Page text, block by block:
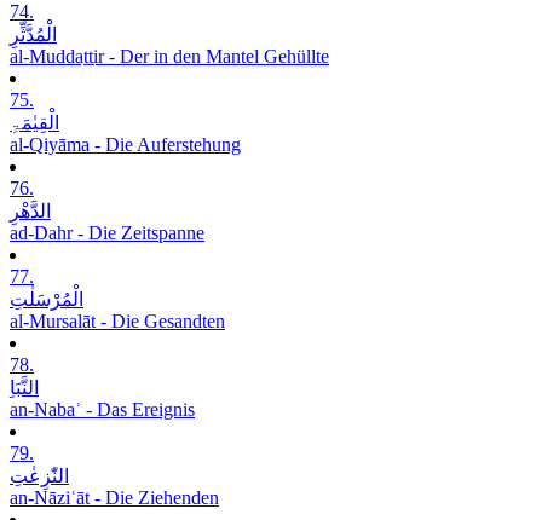
74.
الْمُدَّثِّرِ
al-Muddaṯṯir - Der in den Mantel Gehüllte
75.
الْقِیٰمَۃِ
al-Qiyāma - Die Auferstehung
76.
الدَّھْرِ
ad-Dahr - Die Zeitspanne
77.
الْمُرْسَلٰتِ
al-Mursalāt - Die Gesandten
78.
النَّبَاِ
an-Nabaʾ - Das Ereignis
79.
النّٰزِعٰتِ
an-Nāziʿāt - Die Ziehenden